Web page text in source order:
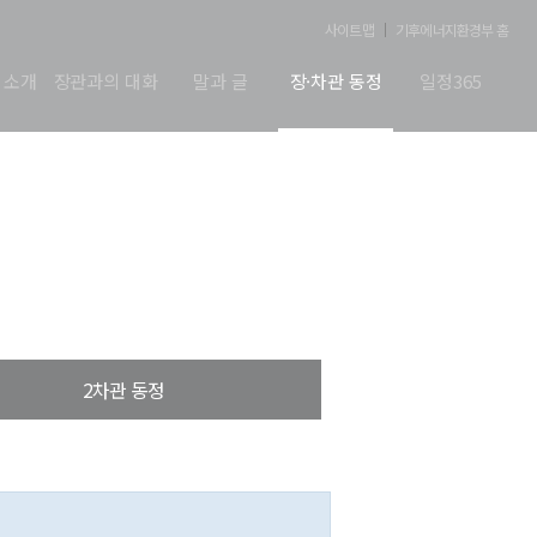
사이트맵 기후에너지환경부 홈
개 장관과의 대화 말과 글 장·차관 동정 일정365
2차관 동정